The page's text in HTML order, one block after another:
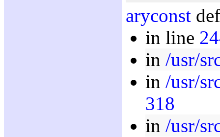
aryconst
in line
in /usr/
in /usr/
318
in /usr/